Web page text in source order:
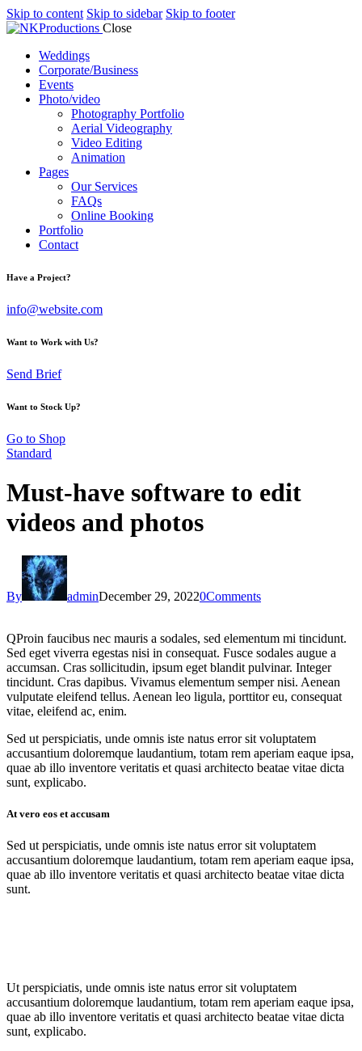
Skip to content Skip to sidebar Skip to footer
Close
Weddings
Corporate/Business
Events
Photo/video
Photography Portfolio
Aerial Videography
Video Editing
Animation
Pages
Our Services
FAQs
Online Booking
Portfolio
Contact
Have a Project?
info@website.com
Want to Work with Us?
Send Brief
Want to Stock Up?
Go to Shop
Standard
Must-have software to edit
videos and photos
By adminDecember 29, 20220Comments
QProin faucibus nec mauris a sodales, sed elementum mi tincidunt.
Sed eget viverra egestas nisi in consequat. Fusce sodales augue a
accumsan. Cras sollicitudin, ipsum eget blandit pulvinar. Integer
tincidunt. Cras dapibus. Vivamus elementum semper nisi. Aenean
vulputate eleifend tellus. Aenean leo ligula, porttitor eu, consequat
vitae, eleifend ac, enim.
Sed ut perspiciatis, unde omnis iste natus error sit voluptatem
accusantium doloremque laudantium, totam rem aperiam eaque ipsa,
quae ab illo inventore veritatis et quasi architecto beatae vitae dicta
sunt, explicabo.
At vero eos et accusam
Sed ut perspiciatis, unde omnis iste natus error sit voluptatem
accusantium doloremque laudantium, totam rem aperiam eaque ipsa,
quae ab illo inventore veritatis et quasi architecto beatae vitae dicta
sunt.
Ut perspiciatis, unde omnis iste natus error sit voluptatem
accusantium doloremque laudantium, totam rem aperiam eaque ipsa,
quae ab illo inventore veritatis et quasi architecto beatae vitae dicta
sunt, explicabo.